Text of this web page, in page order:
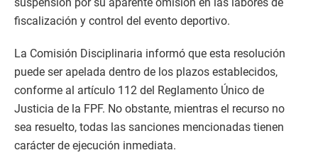
fiscalización y control del evento deportivo.
La Comisión Disciplinaria informó que esta resolución
puede ser apelada dentro de los plazos establecidos,
conforme al artículo 112 del Reglamento Único de
Justicia de la FPF. No obstante, mientras el recurso no
sea resuelto, todas las sanciones mencionadas tienen
carácter de ejecución inmediata.